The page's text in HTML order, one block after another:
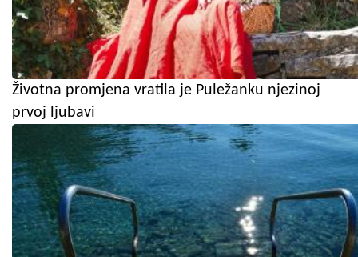
Životna promjena vratila je Puležanku njezinoj
prvoj ljubavi